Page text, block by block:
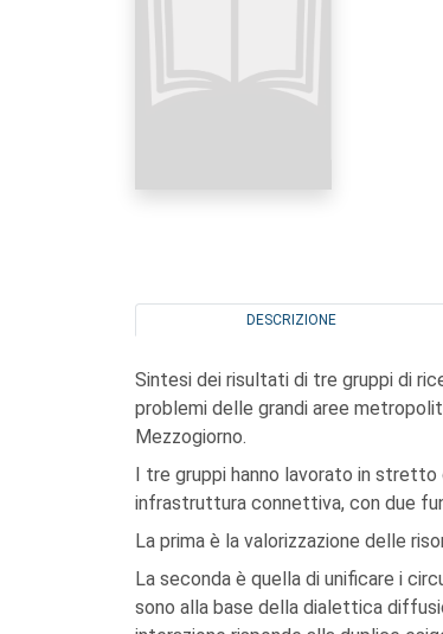
DESCRIZIONE
Sintesi dei risultati di tre gruppi di
problemi delle grandi aree
Mezzogiorno.
I tre gruppi hanno lavorato in
infrastruttura connettiva, con due
La prima è la valorizzazione delle
La seconda è quella di unificare i
sono alla base della dialettica